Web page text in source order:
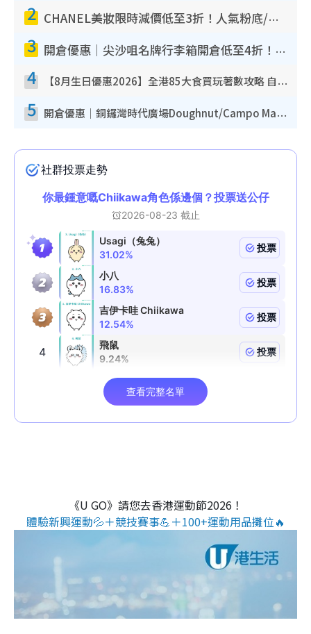
2 CHANEL美妝限時減價低至3折！人氣粉底/唇膏/精華液低至$275！COCO香水都有平
3 開倉優惠｜尖沙咀名牌行李箱開倉低至4折！一連5日 American Tourister/ace./Hallmark $200起！
4 【8月生日優惠2026】全港85大食買玩著數攻略 自助餐/火鍋放題同行免費＋誠品/DONKI送現金券
5 開倉優惠｜銅鑼灣時代廣場Doughnut/Campo Marzio開倉低至1折！背囊、書包、手袋劈價$200起
《U GO》請您去香港運動節2026！
體驗新興運動💦＋競技賽事💪＋100+運動用品攤位🔥